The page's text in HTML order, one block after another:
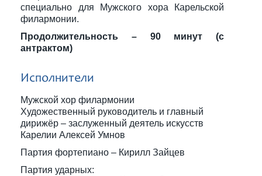
специально для Мужского хора Карельской
филармонии.
Продолжительность – 90 минут (с
антрактом)
Исполнители
Мужской хор филармонии
Художественный руководитель и главный
дирижёр – заслуженный деятель искусств
Карелии Алексей Умнов
Партия фортепиано – Кирилл Зайцев
Партия ударных: